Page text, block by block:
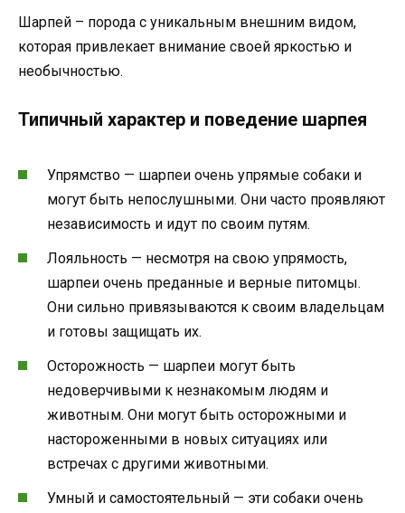
Шарпей – порода с уникальным внешним видом,
которая привлекает внимание своей яркостью и
необычностью.
Типичный характер и поведение шарпея
Упрямство — шарпеи очень упрямые собаки и
могут быть непослушными. Они часто проявляют
независимость и идут по своим путям.
Лояльность — несмотря на свою упрямость,
шарпеи очень преданные и верные питомцы.
Они сильно привязываются к своим владельцам
и готовы защищать их.
Осторожность — шарпеи могут быть
недоверчивыми к незнакомым людям и
животным. Они могут быть осторожными и
настороженными в новых ситуациях или
встречах с другими животными.
Умный и самостоятельный — эти собаки очень